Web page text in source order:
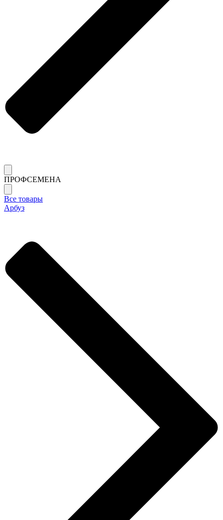
ПРОФСЕМЕНА
Все товары
Арбуз